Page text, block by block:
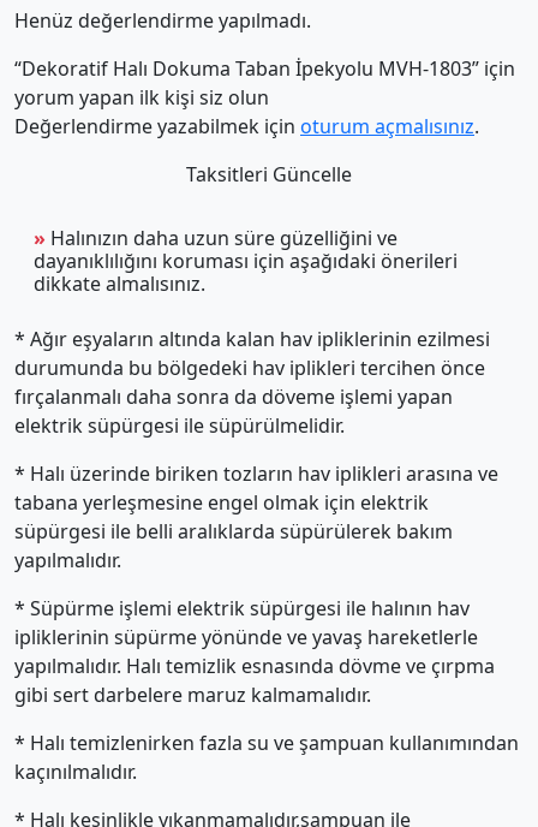
Henüz değerlendirme yapılmadı.
“Dekoratif Halı Dokuma Taban İpekyolu MVH-1803” için
yorum yapan ilk kişi siz olun
Değerlendirme yazabilmek için oturum açmalısınız.
Taksitleri Güncelle
» Halınızın daha uzun süre güzelliğini ve
dayanıklılığını koruması için aşağıdaki önerileri
dikkate almalısınız.
* Ağır eşyaların altında kalan hav ipliklerinin ezilmesi
durumunda bu bölgedeki hav iplikleri tercihen önce
fırçalanmalı daha sonra da döveme işlemi yapan
elektrik süpürgesi ile süpürülmelidir.
* Halı üzerinde biriken tozların hav iplikleri arasına ve
tabana yerleşmesine engel olmak için elektrik
süpürgesi ile belli aralıklarda süpürülerek bakım
yapılmalıdır.
* Süpürme işlemi elektrik süpürgesi ile halının hav
ipliklerinin süpürme yönünde ve yavaş hareketlerle
yapılmalıdır. Halı temizlik esnasında dövme ve çırpma
gibi sert darbelere maruz kalmamalıdır.
* Halı temizlenirken fazla su ve şampuan kullanımından
kaçınılmalıdır.
* Halı kesinlikle yıkanmamalıdır,şampuan ile